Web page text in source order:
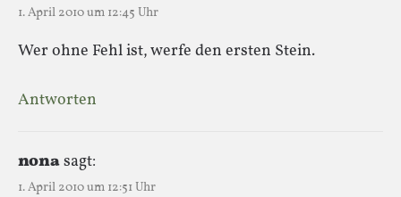
1. April 2010 um 12:45 Uhr
Wer ohne Fehl ist, werfe den ersten Stein.
Antworten
nonasagt:
1. April 2010 um 12:51 Uhr